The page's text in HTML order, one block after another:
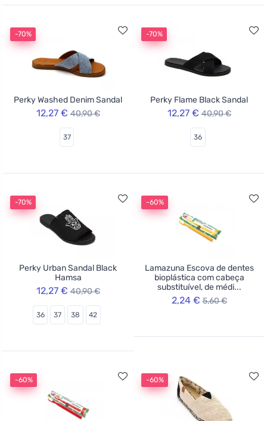
-70%
Perky Washed Denim Sandal
12,27 € 40,90 €
37
-70%
Perky Flame Black Sandal
12,27 € 40,90 €
36
-70%
Perky Urban Sandal Black
Hamsa
12,27 € 40,90 €
36 37 38 42
-60%
Lamazuna Escova de dentes
bioplástica com cabeça
substituível, de médi...
2,24 € 5,60 €
-60% -60%